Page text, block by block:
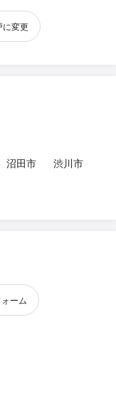
に変更
沼田市
渋川市
ーム